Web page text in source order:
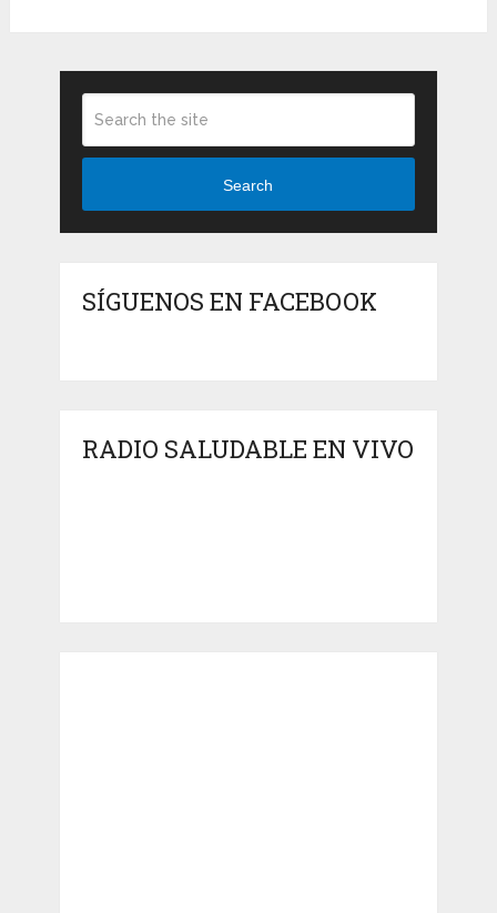
Search
SÍGUENOS EN FACEBOOK
RADIO SALUDABLE EN VIVO